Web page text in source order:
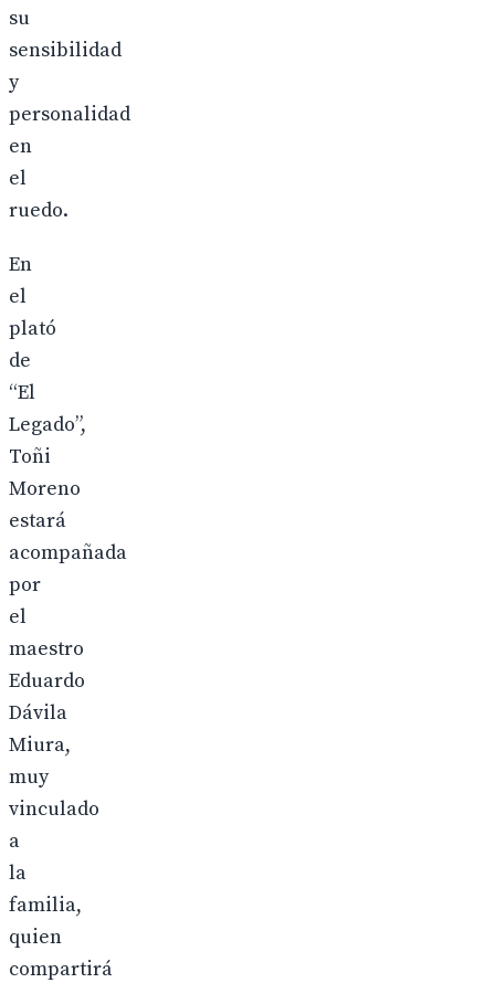
su
sensibilidad
y
personalidad
en
el
ruedo.
En
el
plató
de
“El
Legado”,
Toñi
Moreno
estará
acompañada
por
el
maestro
Eduardo
Dávila
Miura,
muy
vinculado
a
la
familia,
quien
compartirá